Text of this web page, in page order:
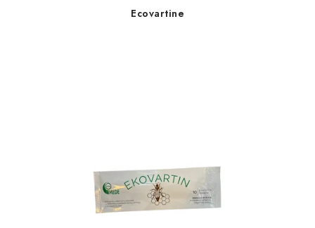
Ecovartine